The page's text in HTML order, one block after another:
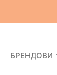
БРЕНДОВИ